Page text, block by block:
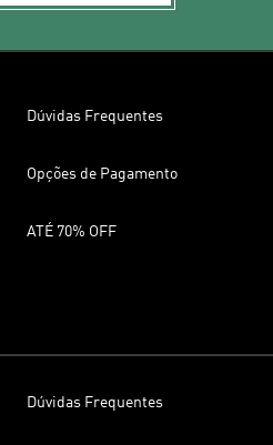
Dúvidas Frequentes
Opções de Pagamento
ATÉ 70% OFF
Dúvidas Frequentes